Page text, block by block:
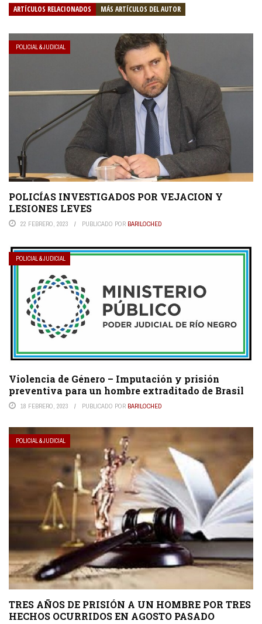
ARTÍCULOS RELACIONADOS MÁS ARTÍCULOS DEL AUTOR
POLICIAL & JUDICIAL
POLICÍAS INVESTIGADOS POR VEJACION Y
LESIONES LEVES
22 FEBRERO, 2023 PUBLICADO POR BARILOCHED
POLICIAL & JUDICIAL
Violencia de Género – Imputación y prisión
preventiva para un hombre extraditado de Brasil
18 FEBRERO, 2023 PUBLICADO POR BARILOCHED
POLICIAL & JUDICIAL
TRES AÑOS DE PRISIÓN A UN HOMBRE POR TRES
HECHOS OCURRIDOS EN AGOSTO PASADO